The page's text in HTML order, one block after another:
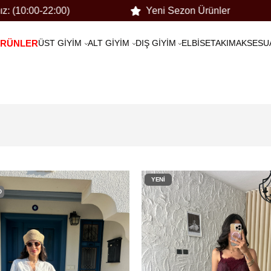
Yeni Sezon Ürünler Tüm
ÜST GİYİM ALT GİYİM DIŞ GİYİM ELBİSETAKIM
YENI
ÜRÜN